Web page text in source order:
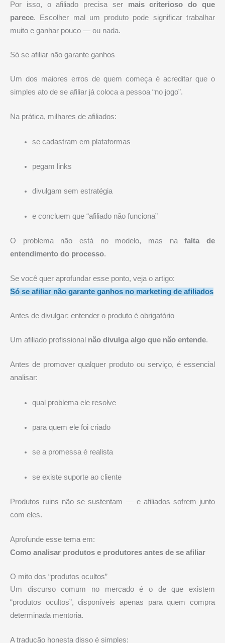
Por isso, o afiliado precisa ser mais criterioso do que
parece. Escolher mal um produto pode significar trabalhar
muito e ganhar pouco — ou nada.
Só se afiliar não garante ganhos
Um dos maiores erros de quem começa é acreditar que o
simples ato de se afiliar já coloca a pessoa “no jogo”.
Na prática, milhares de afiliados:
se cadastram em plataformas
pegam links
divulgam sem estratégia
e concluem que “afiliado não funciona”
O problema não está no modelo, mas nafalta de
entendimento do processo.
Se você quer aprofundar esse ponto, veja o artigo:
Só se afiliar não garante ganhos no marketing de afiliados
Antes de divulgar: entender o produto é obrigatório
Um afiliado profissional não divulga algo que não entende.
Antes de promover qualquer produto ou serviço, é essencial
analisar:
qual problema ele resolve
para quem ele foi criado
se a promessa é realista
se existe suporte ao cliente
Produtos ruins não se sustentam — e afiliados sofrem junto
com eles.
Aprofunde esse tema em:
Como analisar produtos e produtores antes de se afiliar
O mito dos “produtos ocultos”
Um discurso comum no mercado é o de que existem
“produtos ocultos”, disponíveis apenas para quem compra
determinada mentoria.
A tradução honesta disso é simples: